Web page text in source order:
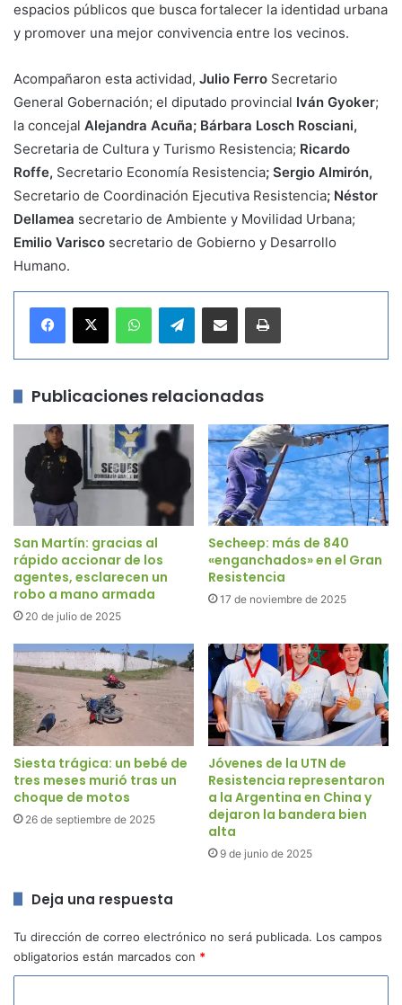
espacios públicos que busca fortalecer la identidad urbana
y promover una mejor convivencia entre los vecinos.
Acompañaron esta actividad, Julio Ferro Secretario
General Gobernación; el diputado provincial Iván Gyoker;
la concejal Alejandra Acuña; Bárbara Losch Rosciani,
Secretaria de Cultura y Turismo Resistencia; Ricardo
Roffe, Secretario Economía Resistencia; Sergio Almirón,
Secretario de Coordinación Ejecutiva Resistencia; Néstor
Dellamea secretario de Ambiente y Movilidad Urbana;
Emilio Varisco secretario de Gobierno y Desarrollo
Humano.
Telegram
Publicaciones relacionadas
San Martín: gracias al
rápido accionar de los
agentes, esclarecen un
robo a mano armada
20 de julio de 2025
Secheep: más de 840
«enganchados» en el Gran
Resistencia
17 de noviembre de 2025
Siesta trágica: un bebé de
tres meses murió tras un
choque de motos
26 de septiembre de 2025
Jóvenes de la UTN de
Resistencia representaron
a la Argentina en China y
dejaron la bandera bien
alta
9 de junio de 2025
Deja una respuesta
Tu dirección de correo electrónico no será publicada. Los campos
obligatorios están marcados con *